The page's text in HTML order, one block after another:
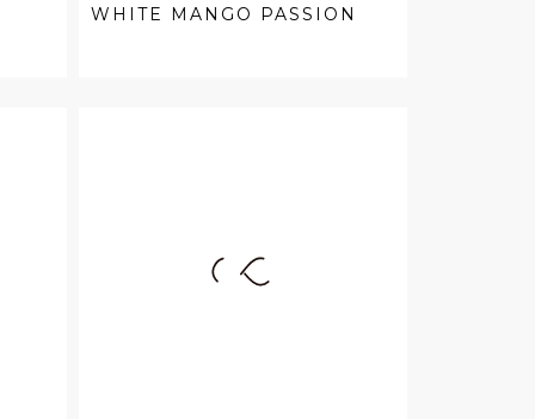
WHITE MANGO PASSION